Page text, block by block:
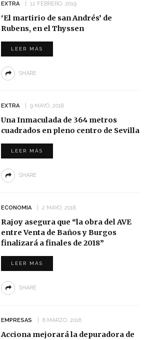
EXTRA 12 FEBRERO, 2019
‘El martirio de san Andrés’ de
Rubens, en el Thyssen
LEER MÁS
SHARE
EXTRA 9 MAYO, 2018
Una Inmaculada de 364 metros
cuadrados en pleno centro de Sevilla
LEER MÁS
SHARE
ECONOMIA 2 MAYO, 2018
Rajoy asegura que “la obra del AVE
entre Venta de Baños y Burgos
finalizará a finales de 2018”
LEER MÁS
SHARE
EMPRESAS 8 MARZO, 2018
Acciona mejorará la depuradora de